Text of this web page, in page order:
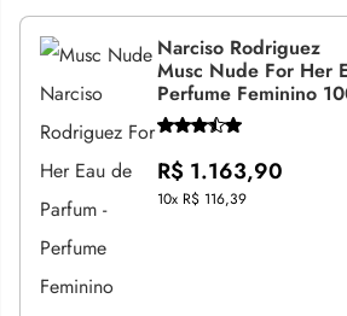
Narciso Rodriguez
Musc Nude For Her
Perfume Feminino
R$ 1.163,90
10x R$ 116,39